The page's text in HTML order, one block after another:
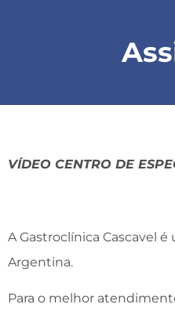
VÍDEO CENTRO DE
A Gastroclínica Cascavel
Argentina.
Para o melhor